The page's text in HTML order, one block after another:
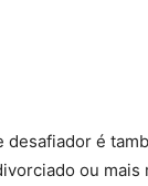
desafiador é
ou